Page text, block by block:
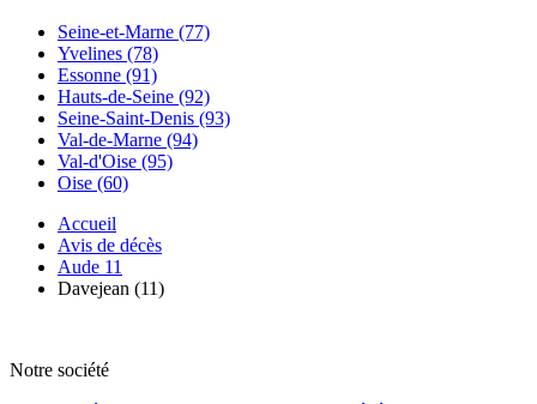
Seine-et-Marne (77)
Yvelines (78)
Essonne (91)
Hauts-de-Seine (92)
Seine-Saint-Denis (93)
Val-de-Marne (94)
Val-d'Oise (95)
Oise (60)
Accueil
Avis de décès
Aude 11
Davejean (11)
Notre société